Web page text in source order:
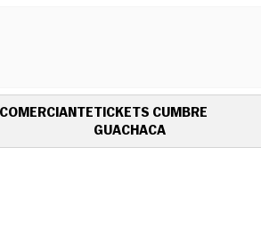
COMERCIANTETICKETS CUMBRE
GUACHACAOPENS IN